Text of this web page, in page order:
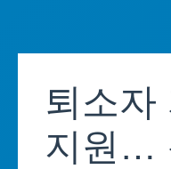
content퇴소자
지원…